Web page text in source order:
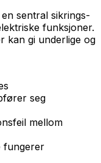
sentral sikrings-
funksjoner.
kan gi underlige og
seg
mellom
fungerer